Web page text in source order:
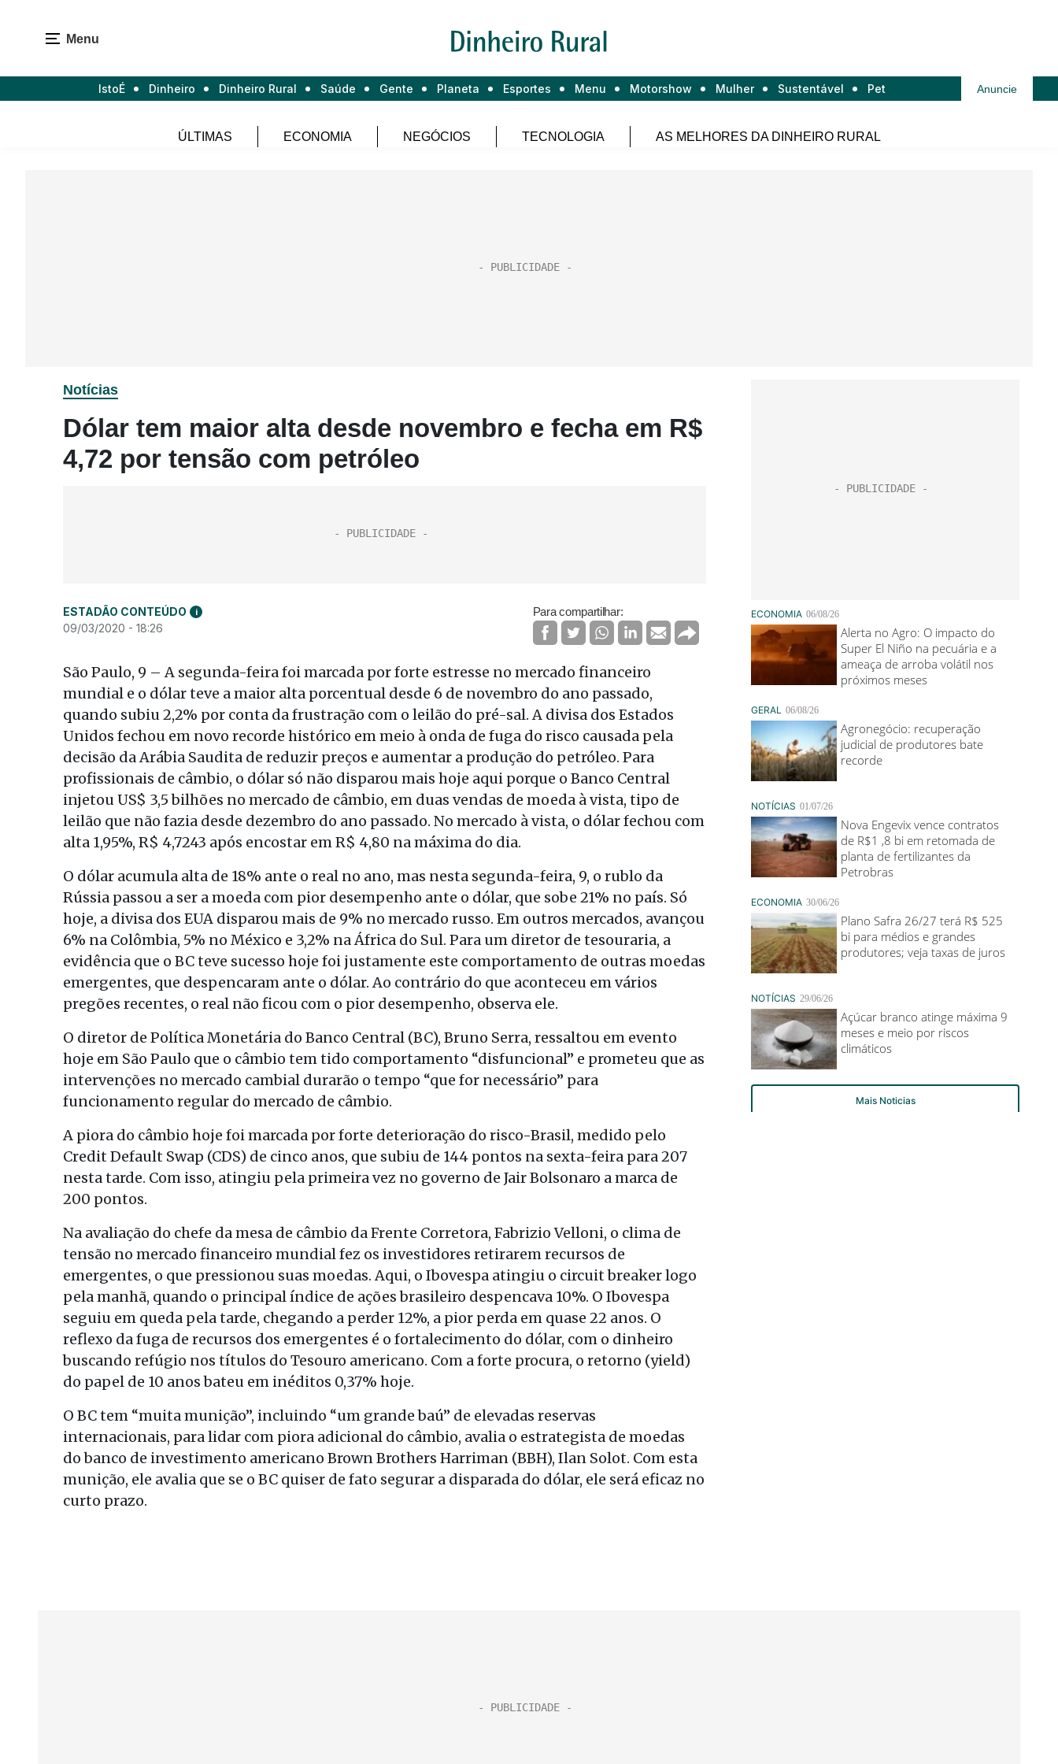
Menu
IstoÉ Dinheiro Dinheiro Rural Saúde Gente Planeta Esportes Menu Motorshow Mulher Sustentável Pet Anuncie
ÚLTIMAS ECONOMIA NEGÓCIOS TECNOLOGIA AS MELHORES DA DINHEIRO RURAL
Notícias
Dólar tem maior alta desde novembro e fecha em R$
4,72 por tensão com petróleo
ESTADÃO CONTEÚDO i
09/03/2020 - 18:26
Para compartilhar:
São Paulo, 9 – A segunda-feira foi marcada por forte estresse no mercado financeiro
mundial e o dólar teve a maior alta porcentual desde 6 de novembro do ano passado,
quando subiu 2,2% por conta da frustração com o leilão do pré-sal. A divisa dos Estados
Unidos fechou em novo recorde histórico em meio à onda de fuga do risco causada pela
decisão da Arábia Saudita de reduzir preços e aumentar a produção do petróleo. Para
profissionais de câmbio, o dólar só não disparou mais hoje aqui porque o Banco Central
injetou US$ 3,5 bilhões no mercado de câmbio, em duas vendas de moeda à vista, tipo de
leilão que não fazia desde dezembro do ano passado. No mercado à vista, o dólar fechou com
alta 1,95%, R$ 4,7243 após encostar em R$ 4,80 na máxima do dia.
O dólar acumula alta de 18% ante o real no ano, mas nesta segunda-feira, 9, o rublo da
Rússia passou a ser a moeda com pior desempenho ante o dólar, que sobe 21% no país. Só
hoje, a divisa dos EUA disparou mais de 9% no mercado russo. Em outros mercados, avançou
6% na Colômbia, 5% no México e 3,2% na África do Sul. Para um diretor de tesouraria, a
evidência que o BC teve sucesso hoje foi justamente este comportamento de outras moedas
emergentes, que despencaram ante o dólar. Ao contrário do que aconteceu em vários
pregões recentes, o real não ficou com o pior desempenho, observa ele.
O diretor de Política Monetária do Banco Central (BC), Bruno Serra, ressaltou em evento
hoje em São Paulo que o câmbio tem tido comportamento “disfuncional” e prometeu que as
intervenções no mercado cambial durarão o tempo “que for necessário” para
funcionamento regular do mercado de câmbio.
A piora do câmbio hoje foi marcada por forte deterioração do risco-Brasil, medido pelo
Credit Default Swap (CDS) de cinco anos, que subiu de 144 pontos na sexta-feira para 207
nesta tarde. Com isso, atingiu pela primeira vez no governo de Jair Bolsonaro a marca de
200 pontos.
Na avaliação do chefe da mesa de câmbio da Frente Corretora, Fabrizio Velloni, o clima de
tensão no mercado financeiro mundial fez os investidores retirarem recursos de
emergentes, o que pressionou suas moedas. Aqui, o Ibovespa atingiu o circuit breaker logo
pela manhã, quando o principal índice de ações brasileiro despencava 10%. O Ibovespa
seguiu em queda pela tarde, chegando a perder 12%, a pior perda em quase 22 anos. O
reflexo da fuga de recursos dos emergentes é o fortalecimento do dólar, com o dinheiro
buscando refúgio nos títulos do Tesouro americano. Com a forte procura, o retorno (yield)
do papel de 10 anos bateu em inéditos 0,37% hoje.
O BC tem “muita munição”, incluindo “um grande baú” de elevadas reservas
internacionais, para lidar com piora adicional do câmbio, avalia o estrategista de moedas
do banco de investimento americano Brown Brothers Harriman (BBH), Ilan Solot. Com esta
munição, ele avalia que se o BC quiser de fato segurar a disparada do dólar, ele será eficaz no
curto prazo.